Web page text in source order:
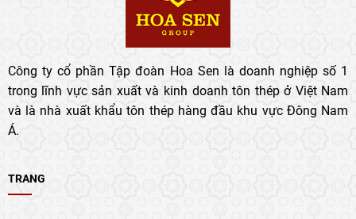
Công ty cổ phần Tập đoàn Hoa Sen là doanh nghiệp số 1
trong lĩnh vực sản xuất và kinh doanh tôn thép ở Việt Nam
và là nhà xuất khẩu tôn thép hàng đầu khu vực Đông Nam
Á.
TRANG